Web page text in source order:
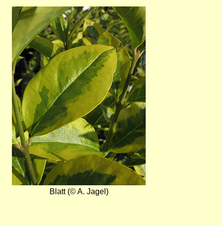
Bild
Blatt (© A. Jagel)